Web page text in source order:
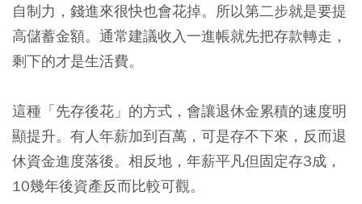
自制力，錢進來很快也會花掉。所以第二步就是要提
高儲蓄金額。通常建議收入一進帳就先把存款轉走，
剩下的才是生活費。
這種「先存後花」的方式，會讓退休金累積的速度明
顯提升。有人年薪加到百萬，可是存不下來，反而退
休資金進度落後。相反地，年薪平凡但固定存3成，
10幾年後資產反而比較可觀。